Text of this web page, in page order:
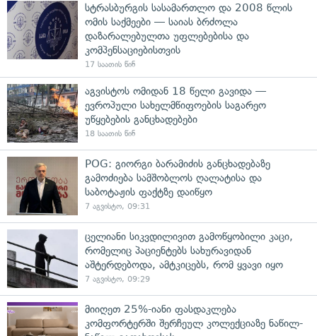
სტრასბურგის სასამართლო და 2008 წლის
ომის საქმეები — საიას ბრძოლა
დაზარალებულთა უფლებებისა და
კომპენსაციებისთვის
17 საათის წინ
აგვისტოს ომიდან 18 წელი გავიდა —
ევროპული სახელმწიფოების საგარეო
უწყებების განცხადებები
18 საათის წინ
POG: გიორგი ბარამიძის განცხადებაზე
გამოძიება სამშობლოს ღალატისა და
საბოტაჟის ფაქტზე დაიწყო
7 აგვისტო, 09:31
ცელიანი სიკვდილივით გამოწყობილი კაცი,
რომელიც პაციენტებს სახურავიდან
აშტერდებოდა, ამტკიცებს, რომ ყვავი იყო
7 აგვისტო, 09:29
მიიღეთ 25%-იანი ფასდაკლება
კომფორტერში შერჩეულ კოლექციაზე ნაწილ-